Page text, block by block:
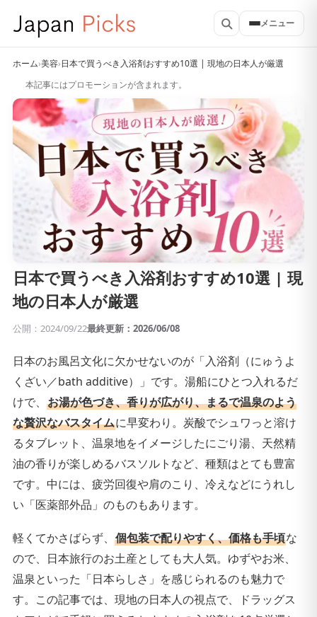
メニュー
ホーム›美容›日本で買うべき入浴剤おすすめ10選 | 現地の日本人が厳選
本記事にはプロモーションが含まれます。
日本で買うべき入浴剤おすすめ10選 | 現
地の日本人が厳選
公開：2024/09/22最終更新：2026/06/08
日本のお風呂文化に欠かせないのが「入浴剤（にゅうよ
くざい／bath additive）」です。湯船にひとつ入れるだ
けで、 お湯が色づき、香りが広がり、まるで温泉のよう
な贅沢なバスタイムに早変わり。炭酸でシュワっと溶け
るタブレット、温泉地をイメージしたにごり湯、天然精
油の香りが楽しめるバスソルトなど、種類はとても豊富
です。中には、疲労回復や肩のこり、冷えなどにうれし
い「医薬部外品」のものもあります。
軽くてかさばらず、 個包装で配りやすく、価格も手頃な
ので、日本旅行のお土産としても大人気。ゆずやお米、
温泉といった「日本らしさ」を感じられるのも魅力で
す。この記事では、現地の日本人の視点で、ドラッグス